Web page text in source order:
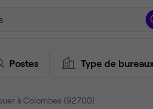
Postes Type de
à Colombes (92700)